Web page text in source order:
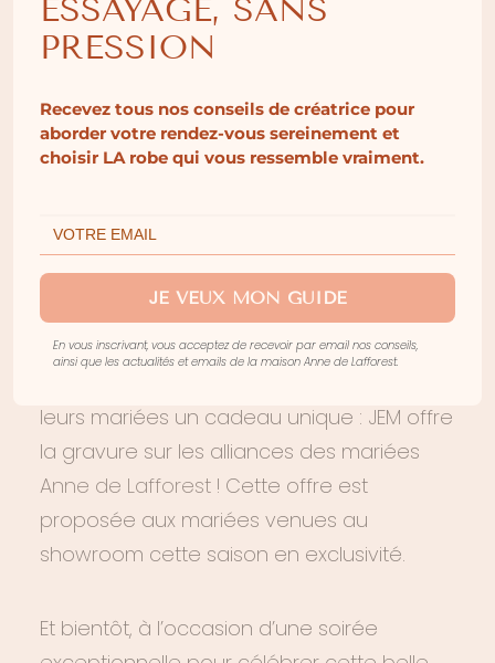
de synthèse , de l’ or Fairemined
ateliers de la maison de joaillerie au cœur
des Vosges. Ces choix sont très forts dans
le milieu de la joaillerie et confèrent à la
responsabilité sans équivalent.
Ainsi, Anne et Blandine sont très heureuses
de pouvoir partager leur savoir-faire avec
leurs mariées un cadeau unique : JEM offre
la gravure sur les alliances des mariées
Anne de Lafforest ! Cette offre est
proposée aux mariées venues au
showroom cette saison en exclusivité.
Et bientôt, à l’occasion d’une soirée
ESSAYAGE, SANS
PRESSION
Recevez tous nos conseils de créatrice pour
aborder votre rendez-vous sereinement et
choisir LA robe qui vous ressemble vraiment.
JE VEUX MON GUIDE
En vous inscrivant, vous acceptez de recevoir par email nos conseils,
ainsi que les actualités et emails de la maison Anne de Lafforest.